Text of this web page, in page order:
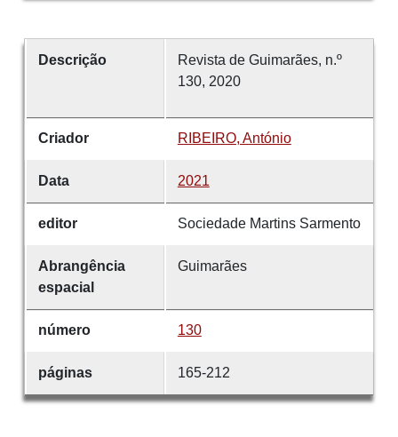
Descrição
Revista de Guimarães, n.º
130, 2020
Criador RIBEIRO, António
Data 2021
editor Sociedade Martins Sarmento
Abrangência
espacial
Guimarães
número 130
páginas 165-212